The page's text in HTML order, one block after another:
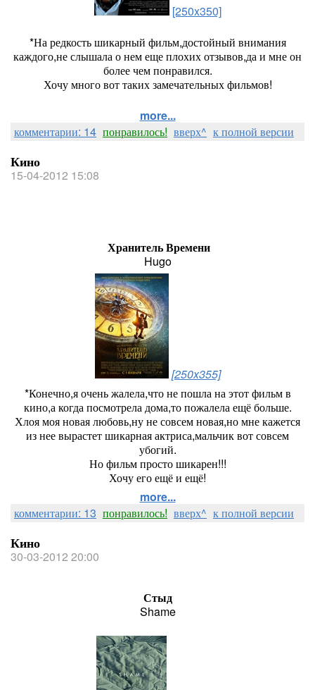
[250x350]
*На редкость шикарный фильм,достойный внимания
каждого,не слышала о нем еще плохих отзывов,да и мне он
более чем понравился.
Хочу много вот таких замечательных фильмов!
more...
комментарии: 14 понравилось! вверх^ к полной версии
Кино
15-04-2012 15:08
Хранитель Времени
Hugo
[250x355]
*Конечно,я очень жалела,что не пошла на этот фильм в
кино,а когда посмотрела дома,то пожалела ещё больше.
Хлоя моя новая любовь,ну не совсем новая,но мне кажется
из нее вырастет шикарная актриса,мальчик вот совсем
убогий.
Но фильм просто шикарен!!!
Хочу его ещё и ещё!
more...
комментарии: 13 понравилось! вверх^ к полной версии
Кино
30-03-2012 20:00
Стыд
Shame